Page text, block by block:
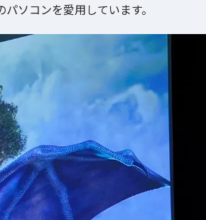
ソコンを愛用しています。